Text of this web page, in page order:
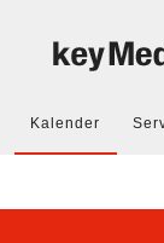
Kalender